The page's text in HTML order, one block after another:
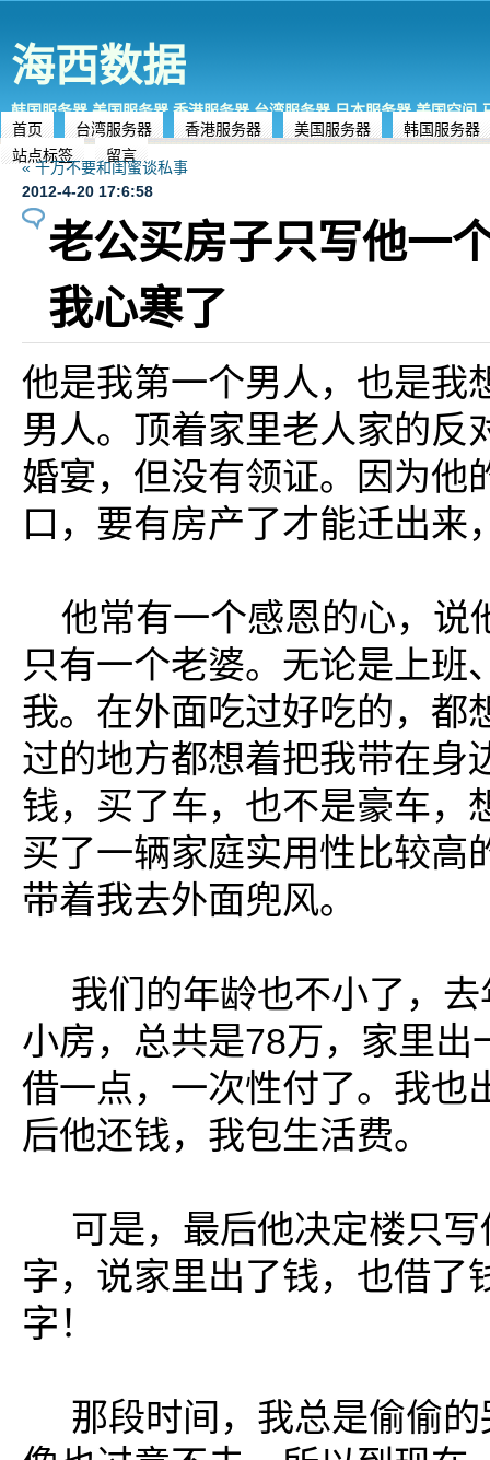
海西数据
韩国服务器,美国服务器,香港服务器,台湾服务器,日本服务器,美国空间
首页
台湾服务器 香港服务器 美国服务器
韩国服务器
站点标签
留言
« 千万不要和闺蜜谈私事
2012-4-20 17:6:58
老公买房子只写他一
我心寒了
他是我第一个男人，也是我
男人。顶着家里老人家的反
婚宴，但没有领证。因为他
口，要有房产了才能迁出来
他常有一个感恩的心，说
只有一个老婆。无论是上班
我。在外面吃过好吃的，都
过的地方都想着把我带在身
钱，买了车，也不是豪车，
买了一辆家庭实用性比较高
带着我去外面兜风。
我们的年龄也不小了，去
小房，总共是78万，家里出
借一点，一次性付了。我也
后他还钱，我包生活费。
可是，最后他决定楼只写
字，说家里出了钱，也借了
字！
那段时间，我总是偷偷的